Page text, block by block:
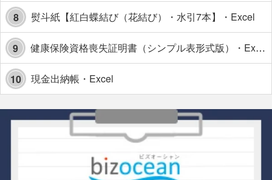
8 熨斗紙【紅白蝶結び（花結び）・水引7本】・Excel
9 健康保険資格喪失証明書（シンプル表形式版）・Excel【見本付き】
10 現金出納帳・Excel